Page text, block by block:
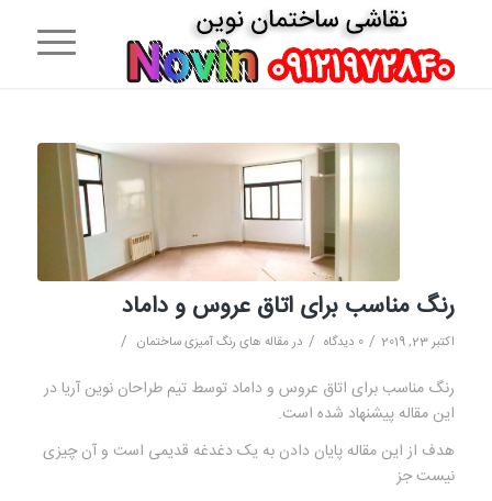
رنگ مناسب برای اتاق عروس و داماد
اکتبر 23, 2019 / 0 دیدگاه / در مقاله های رنگ آمیزی ساختمان /
رنگ مناسب برای اتاق عروس و داماد توسط تیم طراحان نوین آریا در
این مقاله پیشنهاد شده است.
هدف از این مقاله پایان دادن به یک دغدغه قدیمی است و آن چیزی
نیست جز